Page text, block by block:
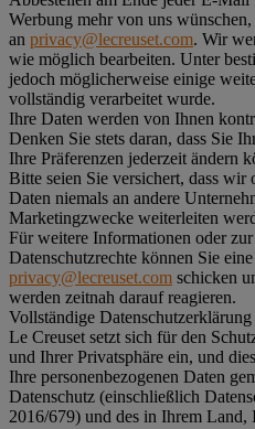
Werbung mehr von uns
an privacy@lecreuset.com. Wir
wie möglich bearbeiten. Unter
jedoch möglicherweise einige
vollständig verarbeitet wurde.
Ihre Daten werden von Ihnen
Denken Sie stets daran, dass Sie
Ihre Präferenzen jederzeit ändern
Bitte seien Sie versichert, dass
Daten niemals an andere
Marketingzwecke weiterleiten
Für weitere Informationen oder
Datenschutzrechte können Sie
privacy@lecreuset.com schicken
werden zeitnah darauf reagieren.
Vollständige
Le Creuset setzt sich für den
und Ihrer Privatsphäre ein, und
Ihre personenbezogenen Daten
Datenschutz (einschließlich
2016/679) und des in Ihrem Land,